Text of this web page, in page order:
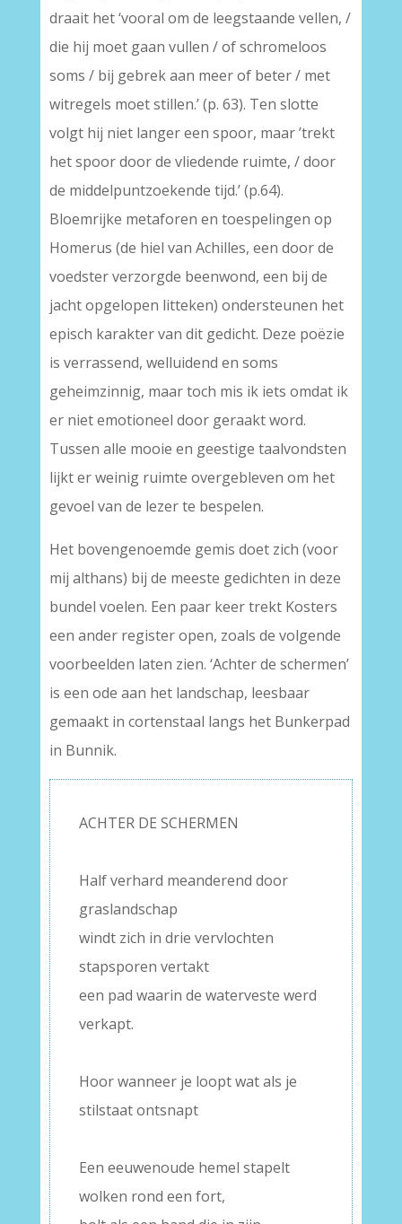
draait het ‘vooral om de leegstaande vellen, /
die hij moet gaan vullen / of schromeloos
soms / bij gebrek aan meer of beter / met
witregels moet stillen.’ (p. 63). Ten slotte
volgt hij niet langer een spoor, maar ’trekt
het spoor door de vliedende ruimte, / door
de middelpuntzoekende tijd.’ (p.64).
Bloemrijke metaforen en toespelingen op
Homerus (de hiel van Achilles, een door de
voedster verzorgde beenwond, een bij de
jacht opgelopen litteken) ondersteunen het
episch karakter van dit gedicht. Deze poëzie
is verrassend, welluidend en soms
geheimzinnig, maar toch mis ik iets omdat ik
er niet emotioneel door geraakt word.
Tussen alle mooie en geestige taalvondsten
lijkt er weinig ruimte overgebleven om het
gevoel van de lezer te bespelen.
Het bovengenoemde gemis doet zich (voor
mij althans) bij de meeste gedichten in deze
bundel voelen. Een paar keer trekt Kosters
een ander register open, zoals de volgende
voorbeelden laten zien. ‘Achter de schermen’
is een ode aan het landschap, leesbaar
gemaakt in cortenstaal langs het Bunkerpad
in Bunnik.
ACHTER DE SCHERMEN
Half verhard meanderend door
graslandschap
windt zich in drie vervlochten
stapsporen vertakt
een pad waarin de waterveste werd
verkapt.
Hoor wanneer je loopt wat als je
stilstaat ontsnapt
Een eeuwenoude hemel stapelt
wolken rond een fort,